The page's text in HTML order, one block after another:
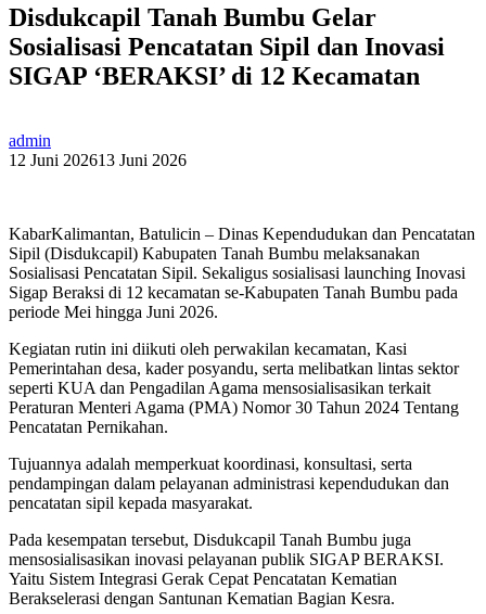
Disdukcapil Tanah Bumbu Gelar
Sosialisasi Pencatatan Sipil dan Inovasi
SIGAP ‘BERAKSI’ di 12 Kecamatan
admin
12 Juni 202613 Juni 2026
KabarKalimantan, Batulicin – Dinas Kependudukan dan Pencatatan
Sipil (Disdukcapil) Kabupaten Tanah Bumbu melaksanakan
Sosialisasi Pencatatan Sipil. Sekaligus sosialisasi launching Inovasi
Sigap Beraksi di 12 kecamatan se-Kabupaten Tanah Bumbu pada
periode Mei hingga Juni 2026.
Kegiatan rutin ini diikuti oleh perwakilan kecamatan, Kasi
Pemerintahan desa, kader posyandu, serta melibatkan lintas sektor
seperti KUA dan Pengadilan Agama mensosialisasikan terkait
Peraturan Menteri Agama (PMA) Nomor 30 Tahun 2024 Tentang
Pencatatan Pernikahan.
Tujuannya adalah memperkuat koordinasi, konsultasi, serta
pendampingan dalam pelayanan administrasi kependudukan dan
pencatatan sipil kepada masyarakat.
Pada kesempatan tersebut, Disdukcapil Tanah Bumbu juga
mensosialisasikan inovasi pelayanan publik SIGAP BERAKSI.
Yaitu Sistem Integrasi Gerak Cepat Pencatatan Kematian
Berakselerasi dengan Santunan Kematian Bagian Kesra.